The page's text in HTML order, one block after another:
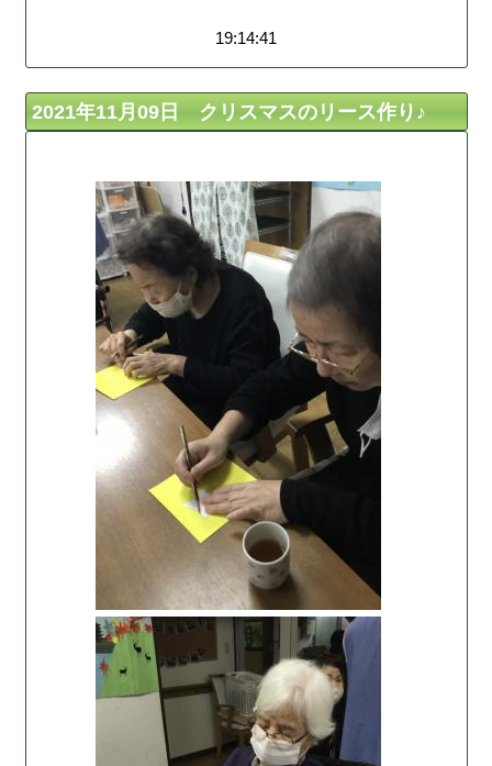
19:14:41
2021年11月09日 クリスマスのリース作り♪